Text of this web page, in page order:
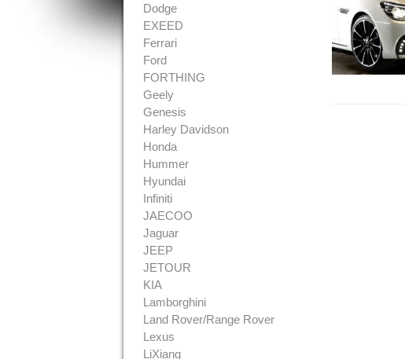
Dodge
EXEED
Ferrari
Ford
FORTHING
Geely
Genesis
Harley Davidson
Honda
Hummer
Hyundai
Infiniti
JAECOO
Jaguar
JEEP
JETOUR
KIA
Lamborghini
Land Rover/Range Rover
Lexus
LiXiang